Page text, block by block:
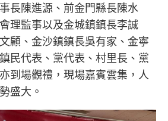
長陳進源、前金門縣長陳水
理監事以及金城鎮鎮長李誠
顧、金沙鎮鎮長吳有家、金寧
民代表、黨代表、村里長、黨
到場觀禮，現場嘉賓雲集，人
盛大。